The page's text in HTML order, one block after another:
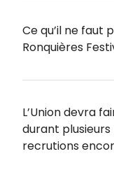
Ce qu’il ne faut
Ronquières
L’Union devra
durant plusieurs
recrutions